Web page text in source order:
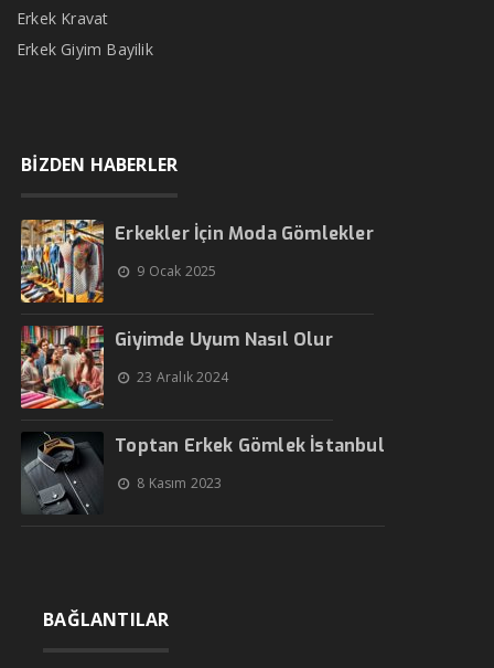
Erkek Kravat
Erkek Giyim Bayilik
BİZDEN HABERLER
Erkekler İçin Moda Gömlekler
9 Ocak 2025
Giyimde Uyum Nasıl Olur
23 Aralık 2024
Toptan Erkek Gömlek İstanbul
8 Kasım 2023
BAĞLANTILAR